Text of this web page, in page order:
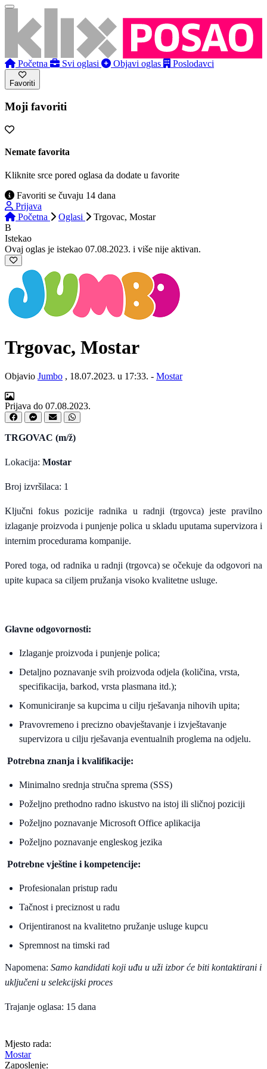
Početna Svi oglasi Objavi oglas Poslodavci
Favoriti
Moji favoriti
Nemate favorita
Kliknite srce pored oglasa da dodate u favorite
Favoriti se čuvaju 14 dana
Prijava
Početna
Oglasi
Trgovac, Mostar
B
Istekao
Ovaj oglas je istekao 07.08.2023. i više nije aktivan.
Trgovac, Mostar
Objavio Jumbo , 18.07.2023. u 17:33. - Mostar
Prijava do 07.08.2023.
TRGOVAC (m/ž)
Lokacija: Mostar
Broj izvršilaca: 1
Ključni fokus pozicije radnika u radnji (trgovca) jeste pravilno
izlaganje proizvoda i punjenje polica u skladu uputama supervizora i
internim procedurama kompanije.
Pored toga, od radnika u radnji (trgovca) se očekuje da odgovori na
upite kupaca sa ciljem pružanja visoko kvalitetne usluge.
Glavne odgovornosti:
Izlaganje proizvoda i punjenje polica;
Detaljno poznavanje svih proizvoda odjela (količina, vrsta,
specifikacija, barkod, vrsta plasmana itd.);
Komuniciranje sa kupcima u cilju rješavanja nihovih upita;
Pravovremeno i precizno obavještavanje i izvještavanje
supervizora u cilju rješavanja eventualnih proglema na odjelu.
Potrebna znanja i kvalifikacije:
Minimalno srednja stručna sprema (SSS)
Poželjno prethodno radno iskustvo na istoj ili sličnoj poziciji
Poželjno poznavanje Microsoft Office aplikacija
Poželjno poznavanje engleskog jezika
Potrebne vještine i kompetencije:
Profesionalan pristup radu
Tačnost i preciznost u radu
Orijentiranost na kvalitetno pružanje usluge kupcu
Spremnost na timski rad
Napomena: Samo kandidati koji uđu u uži izbor će biti kontaktirani i
uključeni u selekcijski proces
Trajanje oglasa: 15 dana
Mjesto rada:
Mostar
Zaposlenje: